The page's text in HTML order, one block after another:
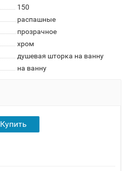
150
распашные
прозрачное
хром
душевая шторка на ванну
на ванну
Купить